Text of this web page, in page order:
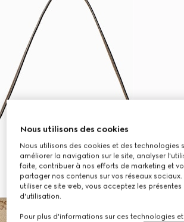
Nous utilisons des cookies
Nous utilisons des cookies et des technologies
améliorer la navigation sur le site, analyser
faite, contribuer à nos efforts de marketing et
partager nos contenus sur vos réseaux sociaux.
utiliser ce site web, vous acceptez les
d'utilisation.
Pour plus d'informations sur ces technologies